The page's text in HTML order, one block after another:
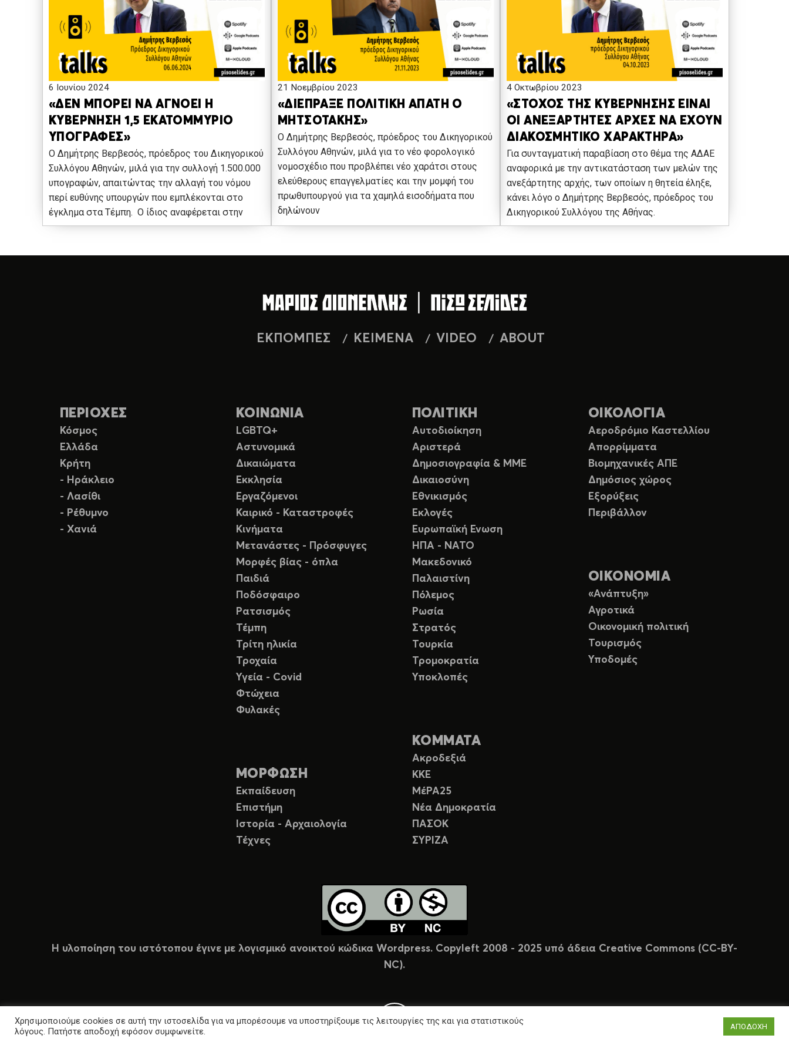
6 Ιουνίου 2024
«ΔΕΝ ΜΠΟΡΕΙ ΝΑ ΑΓΝΟΕΙ Η
ΚΥΒΕΡΝΗΣΗ 1,5 ΕΚΑΤΟΜΜΥΡΙΟ
ΥΠΟΓΡΑΦΕΣ»
Ο Δημήτρης Βερβεσός, πρόεδρος του Δικηγορικού
Συλλόγου Αθηνών, μιλά για την συλλογή 1.500.000
υπογραφών, απαιτώντας την αλλαγή του νόμου
περί ευθύνης υπουργών που εμπλέκονται στο
έγκλημα στα Τέμπη. Ο ίδιος αναφέρεται στην
21 Νοεμβρίου 2023
«ΔΙΕΠΡΑΞΕ ΠΟΛΙΤΙΚΗ ΑΠΑΤΗ Ο
ΜΗΤΣΟΤΑΚΗΣ»
Ο Δημήτρης Βερβεσός, πρόεδρος του Δικηγορικού
Συλλόγου Αθηνών, μιλά για το νέο φορολογικό
νομοσχέδιο που προβλέπει νέο χαράτσι στους
ελεύθερους επαγγελματίες και την μομφή του
πρωθυπουργού για τα χαμηλά εισοδήματα που
δηλώνουν
4 Οκτωβρίου 2023
«ΣΤΟΧΟΣ ΤΗΣ ΚΥΒΕΡΝΗΣΗΣ ΕΙΝΑΙ
ΟΙ ΑΝΕΞΑΡΤΗΤΕΣ ΑΡΧΕΣ ΝΑ ΕΧΟΥΝ
ΔΙΑΚΟΣΜΗΤΙΚΟ ΧΑΡΑΚΤΗΡΑ»
Για συνταγματική παραβίαση στο θέμα της ΑΔΑΕ
αναφορικά με την αντικατάσταση των μελών της
ανεξάρτητης αρχής, των οποίων η θητεία έληξε,
κάνει λόγο ο Δημήτρης Βερβεσός, πρόεδρος του
Δικηγορικού Συλλόγου της Αθήνας.
ΕΚΠΟΜΠΕΣ ΚΕΙΜΕΝΑ VIDEO ABOUT
ΠΕΡΙΟΧΕΣ
Κόσμος
Ελλάδα
Κρήτη
- Ηράκλειο
- Λασίθι
- Ρέθυμνο
- Χανιά
ΚΟΙΝΩΝΙΑ
LGBTQ+
Αστυνομικά
Δικαιώματα
Εκκλησία
Εργαζόμενοι
Καιρικό - Καταστροφές
Κινήματα
Μετανάστες - Πρόσφυγες
Μορφές βίας - όπλα
Παιδιά
Ποδόσφαιρο
Ρατσισμός
Τέμπη
Τρίτη ηλικία
Τροχαία
Υγεία - Covid
Φτώχεια
Φυλακές
ΜΟΡΦΩΣΗ
Εκπαίδευση
Επιστήμη
Ιστορία - Αρχαιολογία
Τέχνες
ΠΟΛΙΤΙΚΗ
Αυτοδιοίκηση
Αριστερά
Δημοσιογραφία & ΜΜΕ
Δικαιοσύνη
Εθνικισμός
Εκλογές
Ευρωπαϊκή Ενωση
ΗΠΑ - ΝΑΤΟ
Μακεδονικό
Παλαιστίνη
Πόλεμος
Ρωσία
Στρατός
Τουρκία
Τρομοκρατία
Υποκλοπές
ΚΟΜΜΑΤΑ
Ακροδεξιά
ΚΚΕ
ΜέΡΑ25
Νέα Δημοκρατία
ΠΑΣΟΚ
ΣΥΡΙΖΑ
ΟΙΚΟΛΟΓΙΑ
Αεροδρόμιο Καστελλίου
Απορρίμματα
Βιομηχανικές ΑΠΕ
Δημόσιος χώρος
Εξορύξεις
Περιβάλλον
ΟΙΚΟΝΟΜΙΑ
«Ανάπτυξη»
Αγροτικά
Οικονομική πολιτική
Τουρισμός
Υποδομές
Η υλοποίηση του ιστότοπου έγινε με λογισμικό ανοικτού κώδικα Wordpress. Copyleft 2008 - 2025 υπό άδεια Creative Commons (CC-BY-
NC).
Χρησιμοποιούμε cookies σε αυτή την ιστοσελίδα για να μπορέσουμε να υποστηρίξουμε τις λειτουργίες της και για στατιστικούς
λόγους. Πατήστε αποδοχή εφόσον συμφωνείτε.
ΑΠΟΔΟΧΗ